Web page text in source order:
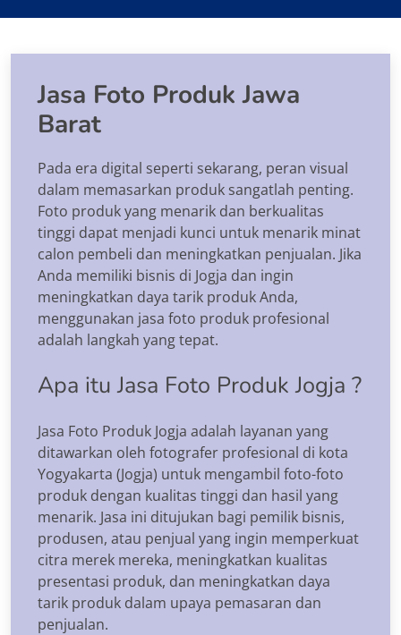
Jasa Foto Produk Jawa
Barat
Pada era digital seperti sekarang, peran visual
dalam memasarkan produk sangatlah penting.
Foto produk yang menarik dan berkualitas
tinggi dapat menjadi kunci untuk menarik minat
calon pembeli dan meningkatkan penjualan. Jika
Anda memiliki bisnis di Jogja dan ingin
meningkatkan daya tarik produk Anda,
menggunakan jasa foto produk profesional
adalah langkah yang tepat.
Apa itu Jasa Foto Produk Jogja ?
Jasa Foto Produk Jogja adalah layanan yang
ditawarkan oleh fotografer profesional di kota
Yogyakarta (Jogja) untuk mengambil foto-foto
produk dengan kualitas tinggi dan hasil yang
menarik. Jasa ini ditujukan bagi pemilik bisnis,
produsen, atau penjual yang ingin memperkuat
citra merek mereka, meningkatkan kualitas
presentasi produk, dan meningkatkan daya
tarik produk dalam upaya pemasaran dan
penjualan.